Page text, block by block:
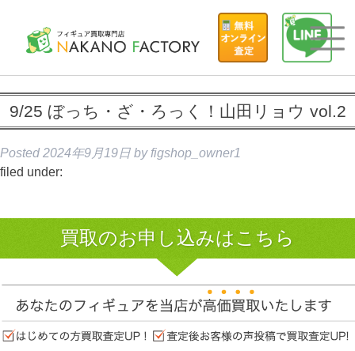
9/25 ぼっち・ざ・ろっく！山田リョウ vol.2
Posted 2024年9月19日 by figshop_owner1
filed under:
買取のお申し込みはこちら